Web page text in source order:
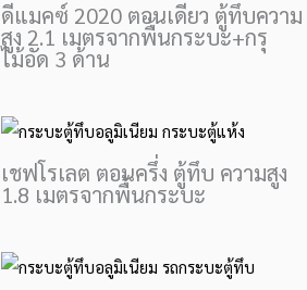
ดีแมคซ์ 2020 ตอนเดียว ตู้ทึบความ
สูง 2.1 เมตรจากพื้นกระบะ+กรุ
ไม้อัด 3 ด้าน
เชฟโรเลต ตอนครึ่ง ตู้ทึบ ความสูง
1.8 เมตรจากพื้นกระบะ